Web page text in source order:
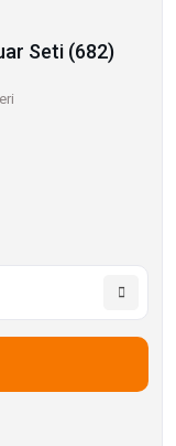
Seti (682)